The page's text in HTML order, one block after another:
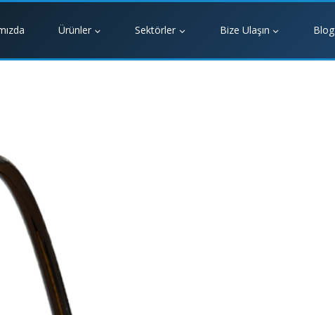
Ürünler Sektörler Bize Ulaşın Blog